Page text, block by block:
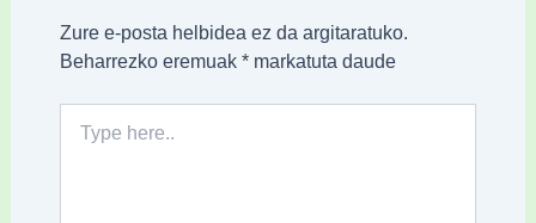
Zure e-posta helbidea ez da argitaratuko.
Beharrezko eremuak *markatuta daude
here..